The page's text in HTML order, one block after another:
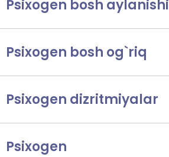
Psixogen bosh aylanishi
Psixogen bosh og`riq
Psixogen dizritmiyalar
Psixogen